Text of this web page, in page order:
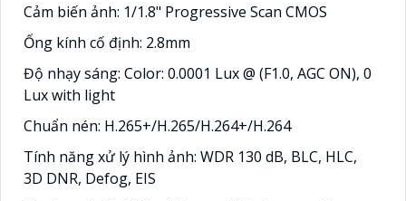
Cảm biến ảnh: 1/1.8" Progressive Scan CMOS
Ống kính cố định: 2.8mm
Độ nhạy sáng: Color: 0.0001 Lux @ (F1.0, AGC ON), 0
Lux with light
Chuẩn nén: H.265+/H.265/H.264+/H.264
Tính năng xử lý hình ảnh: WDR 130 dB, BLC, HLC,
3D DNR, Defog, EIS